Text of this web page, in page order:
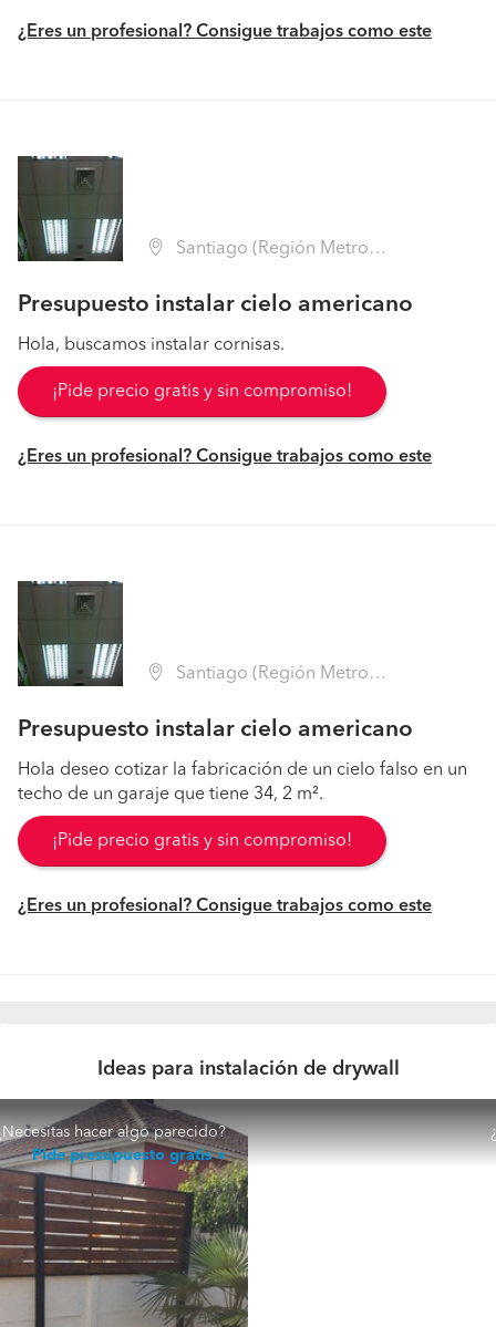
¿Eres un profesional? Consigue trabajos como este
Santiago (Región Metropolitana - Santiago)
Presupuesto instalar cielo americano
Hola, buscamos instalar cornisas.
¡Pide precio gratis y sin compromiso!
¿Eres un profesional? Consigue trabajos como este
Santiago (Región Metropolitana - Santiago)
Presupuesto instalar cielo americano
Hola deseo cotizar la fabricación de un cielo falso en un
techo de un garaje que tiene 34, 2 m².
¡Pide precio gratis y sin compromiso!
¿Eres un profesional? Consigue trabajos como este
Ideas para instalación de drywall
¿Necesitas hacer algo parecido?